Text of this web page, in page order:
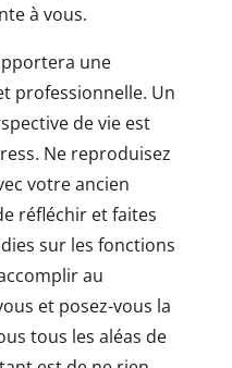
à vous.
une
professionnelle. Un
de vie est
Ne reproduisez
votre ancien
réfléchir et faites
sur les fonctions
au
et posez-vous la
tous les aléas de